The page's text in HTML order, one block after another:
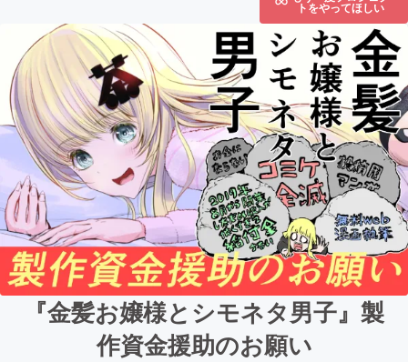
トをやってほしい
『金髪お嬢様とシモネタ男子』製
作資金援助のお願い